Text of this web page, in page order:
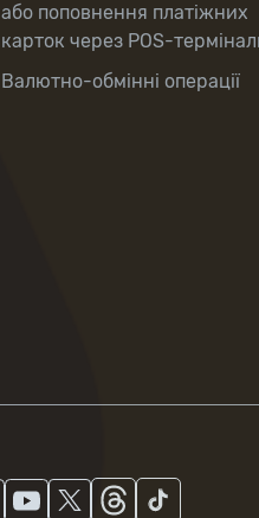
або поповнення платіжних
карток через POS-
Валютно-обмінні операції